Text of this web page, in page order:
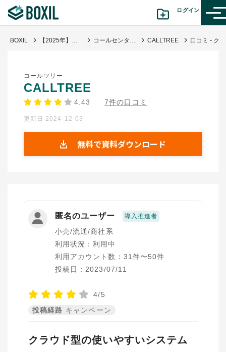
ログイン
診断から探す(β版)
BOXILの使い方ガイド 情報掲載をご希望の方へ
BOXIL 【2025年】コールセンターシステム比較24選！タイプと選び方 コールセンターシステム(アウトバウンド) CALLTREE
コールツリー
CALLTREE
4.43 7件の口コミ
更新日 2024-12-03
無料で資料ダウンロード
匿名のユーザー 導入推進者
小売/流通/商社系
利用状況：利用中
利用アカウント数：31件〜50件
投稿日：2023/07/11
4/5
投稿経路 キャンペーン
クラウド型の使いやすいシステム